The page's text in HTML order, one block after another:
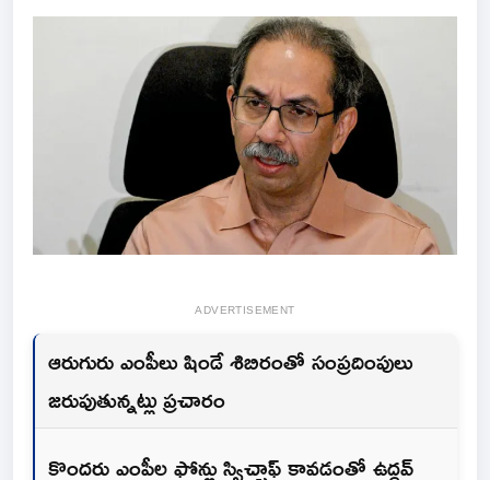
ADVERTISEMENT
ఆరుగురు ఎంపీలు షిండే శిబిరంతో సంప్రదింపులు
జరుపుతున్నట్లు ప్రచారం
కొందరు ఎంపీల ఫోన్లు స్విచ్ఛాఫ్‌ కావడంతో ఉద్ధవ్‌